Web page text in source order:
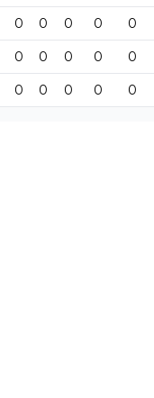
0 0 0 0 0
0 0 0 0 0
0 0 0 0 0